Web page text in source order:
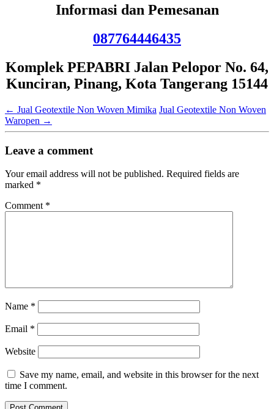
Informasi dan Pemesanan
087764446435
Komplek PEPABRI Jalan Pelopor No. 64,
Kunciran, Pinang, Kota Tangerang 15144
← Jual Geotextile Non Woven Mimika Jual Geotextile Non Woven
Waropen →
Leave a comment
Your email address will not be published. Required fields are
marked *
Comment *
Name *
Email *
Website
Save my name, email, and website in this browser for the next
time I comment.